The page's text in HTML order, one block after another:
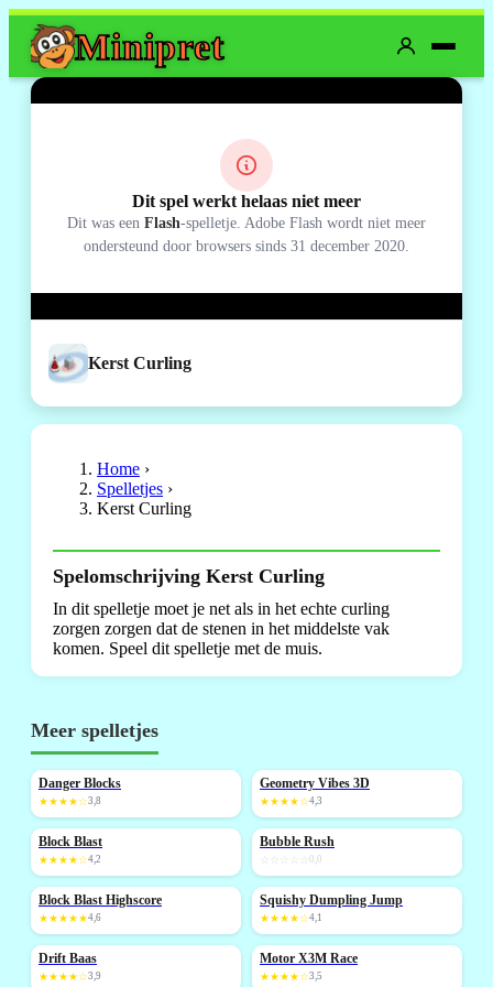
Minipret
Dit spel werkt helaas niet meer
Dit was een Flash-spelletje. Adobe Flash wordt niet meer
ondersteund door browsers sinds 31 december 2020.
Kerst Curling
Home ›
Spelletjes ›
Kerst Curling
Spelomschrijving Kerst Curling
In dit spelletje moet je net als in het echte curling
zorgen zorgen dat de stenen in het middelste vak
komen. Speel dit spelletje met de muis.
Meer spelletjes
Danger Blocks
★★★★☆3,8
NIEUW
Geometry Vibes 3D
★★★★☆4,3
NIEUW
Block Blast
★★★★☆4,2
NIEUW
Bubble Rush
0,0
NIEUW
Block Blast Highscore
★★★★★4,6
NIEUW
Squishy Dumpling Jump
★★★★☆4,1
Drift Baas
★★★★☆3,9
Motor X3M Race
★★★★☆3,5